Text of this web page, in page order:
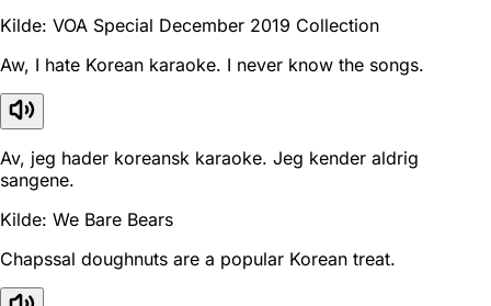
Kilde: VOA Special December 2019 Collection
Aw, I hate Korean karaoke. I never know the songs.
Av, jeg hader koreansk karaoke. Jeg kender aldrig
sangene.
Kilde: We Bare Bears
Chapssal doughnuts are a popular Korean treat.